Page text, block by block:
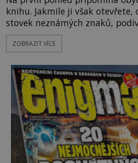
knihu. Jakmile ji však otevřete,
stovek neznámých znaků,
textu, který už téměř dvě
pokusům o rozluštění.
jistotou neví, kdo jej napsal,
vlastně vypráví. Rohoncský kodex se poprvé
objevuje v roce
ZOBRAZIT VÍCE